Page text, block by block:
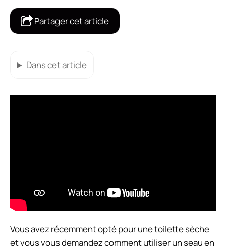
Partager cet article
Dans cet article
Vous avez récemment opté pour une toilette sèche
et vous vous demandez comment utiliser un seau en